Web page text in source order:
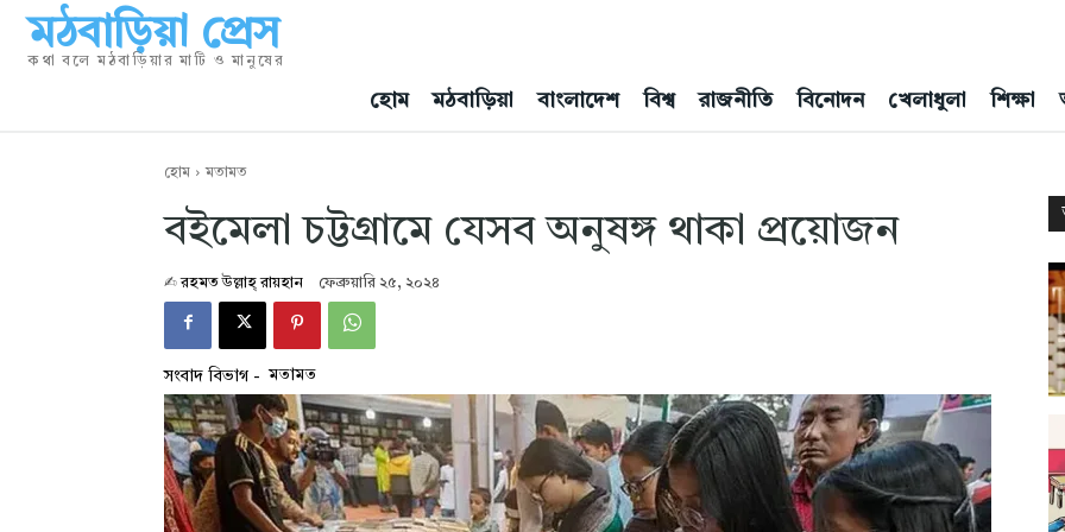
মঠবাড়িয়া প্রেস
কথা বলে মঠবাড়িয়ার মাটি ও মানুষের
হোম মঠবাড়িয়া বাংলাদেশ বিশ্ব রাজনীতি বিনোদন খেলাধুলা শিক্ষা
হোম মতামত
বইমেলা চট্টগ্রামে যেসব অনুষঙ্গ থাকা প্রয়োজন
✍︎ রহমত উল্লাহ্‌ রায়হান ফেব্রুয়ারি ২৫, ২০২৪
সংবাদ বিভাগ - মতামত